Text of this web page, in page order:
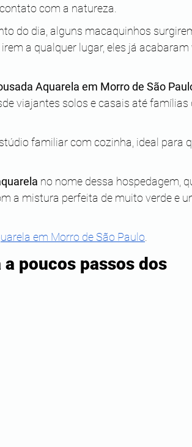
com a natureza.
do dia, alguns macaquinhos
a qualquer lugar, eles já
Aquarela em Morro de São
viajantes solos e casais até famílias
familiar com cozinha, ideal para
no nome dessa hospedagem,
a mistura perfeita de muito verde e
em Morro de São Paulo
poucos passos dos